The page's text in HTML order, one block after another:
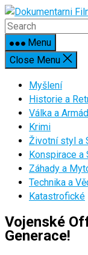
Skip
to
contentMenu
Close Menu
Myšlení
Historie a
Válka a
Krimi
Životní styl a
Konspirace a
Záhady a
Technika a
Katastrofické
Vojenské
Generace!